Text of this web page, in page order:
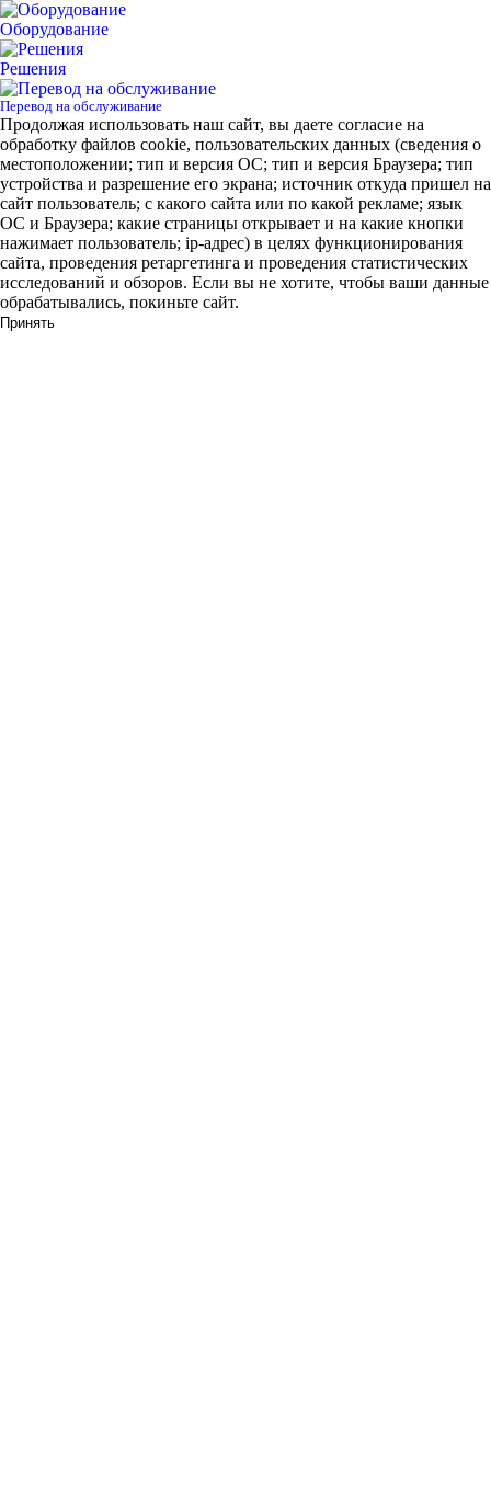
Оборудование
Решения
Перевод на обслуживание
Продолжая использовать наш сайт, вы даете согласие на
обработку файлов cookie, пользовательских данных (сведения о
местоположении; тип и версия ОС; тип и версия Браузера; тип
устройства и разрешение его экрана; источник откуда пришел на
сайт пользователь; с какого сайта или по какой рекламе; язык
ОС и Браузера; какие страницы открывает и на какие кнопки
нажимает пользователь; ip-адрес) в целях функционирования
сайта, проведения ретаргетинга и проведения статистических
исследований и обзоров. Если вы не хотите, чтобы ваши данные
обрабатывались, покиньте сайт.
Принять